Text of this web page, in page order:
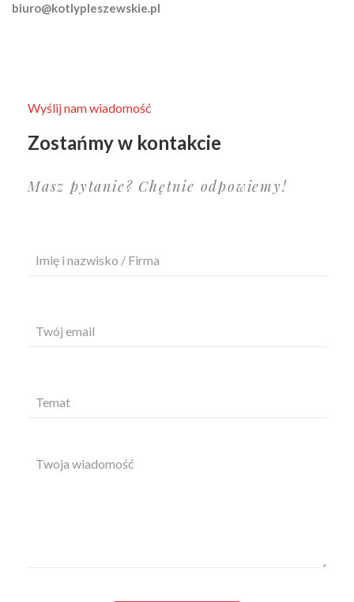
biuro@kotlypleszewskie.pl
Wyślij nam wiadomość
Zostańmy w kontakcie
Masz pytanie? Chętnie odpowiemy!